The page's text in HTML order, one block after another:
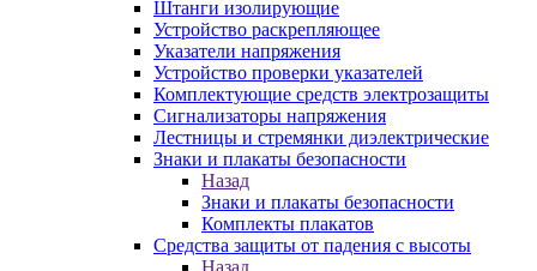
Штанги изолирующие
Устройство раскрепляющее
Указатели напряжения
Устройство проверки указателей
Комплектующие средств электрозащиты
Сигнализаторы напряжения
Лестницы и стремянки диэлектрические
Знаки и плакаты безопасности
Назад
Знаки и плакаты безопасности
Комплекты плакатов
Средства защиты от падения с высоты
Назад